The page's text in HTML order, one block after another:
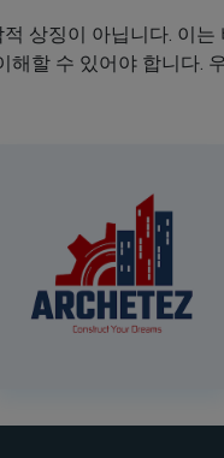
상징이 아닙니다. 이
해할 수 있어야 합니다.